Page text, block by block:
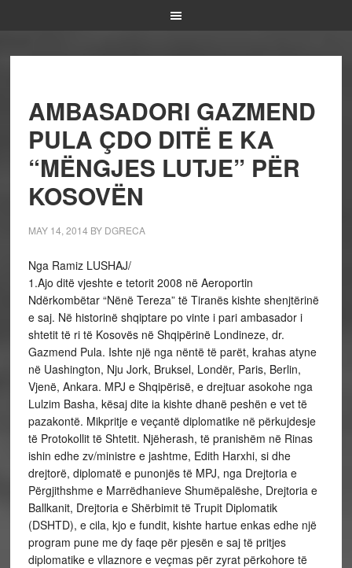
AMBASADORI GAZMEND
PULA ÇDO DITË E KA
“MËNGJES LUTJE” PËR
KOSOVËN
MAY 14, 2014 BY DGRECA
Nga Ramiz LUSHAJ/
1.Ajo ditë vjeshte e tetorit 2008 në Aeroportin
Ndërkombëtar “Nënë Tereza” të Tiranës kishte shenjtërinë
e saj. Në historinë shqiptare po vinte i pari ambasador i
shtetit të ri të Kosovës në Shqipërinë Londineze, dr.
Gazmend Pula. Ishte një nga nëntë të parët, krahas atyne
në Uashington, Nju Jork, Bruksel, Londër, Paris, Berlin,
Vjenë, Ankara. MPJ e Shqipërisë, e drejtuar asokohe nga
Lulzim Basha, kësaj dite ia kishte dhanë peshën e vet të
pazakontë. Mikpritje e veçantë diplomatike në përkujdesje
të Protokollit të Shtetit. Njëherash, të pranishëm në Rinas
ishin edhe zv/ministre e jashtme, Edith Harxhi, si dhe
drejtorë, diplomatë e punonjës të MPJ, nga Drejtoria e
Përgjithshme e Marrëdhanieve Shumëpalëshe, Drejtoria e
Ballkanit, Drejtoria e Shërbimit të Trupit Diplomatik
(DSHTD), e cila, kjo e fundit, kishte hartue enkas edhe një
program pune me dy faqe për pjesën e saj të pritjes
diplomatike e vllaznore e veçmas për zyrat përkohore të